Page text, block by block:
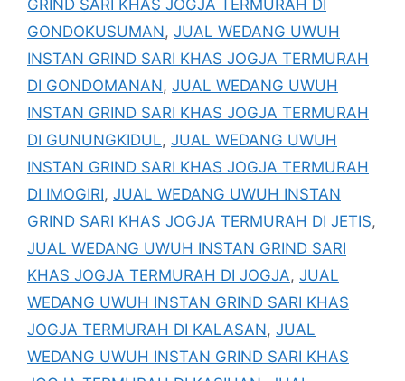
GRIND SARI KHAS JOGJA TERMURAH DI
GONDOKUSUMAN, JUAL WEDANG UWUH
INSTAN GRIND SARI KHAS JOGJA TERMURAH
DI GONDOMANAN, JUAL WEDANG UWUH
INSTAN GRIND SARI KHAS JOGJA TERMURAH
DI GUNUNGKIDUL, JUAL WEDANG UWUH
INSTAN GRIND SARI KHAS JOGJA TERMURAH
DI IMOGIRI, JUAL WEDANG UWUH INSTAN
GRIND SARI KHAS JOGJA TERMURAH DI JETIS,
JUAL WEDANG UWUH INSTAN GRIND SARI
KHAS JOGJA TERMURAH DI JOGJA, JUAL
WEDANG UWUH INSTAN GRIND SARI KHAS
JOGJA TERMURAH DI KALASAN, JUAL
WEDANG UWUH INSTAN GRIND SARI KHAS